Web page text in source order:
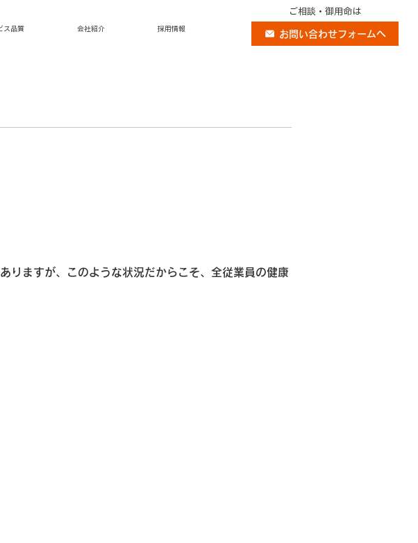
ス品質 会社紹介 採用情報
ご相談・御用命は
お問い合わせフォームへ
りますが、このような状況だからこそ、全従業員の健康